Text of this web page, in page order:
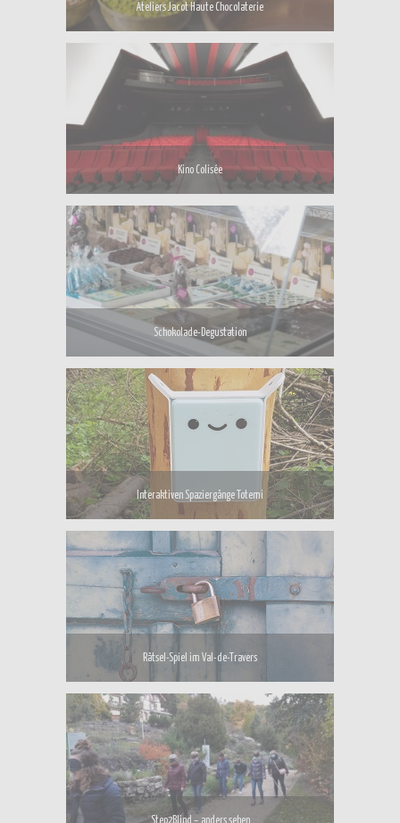
Ateliers Jacot Haute Chocolaterie
Kino Colisée
Schokolade-Degustation
Interaktiven Spaziergänge Totemi
Rätsel-Spiel im Val-de-Travers
Step2Blind – anders sehen